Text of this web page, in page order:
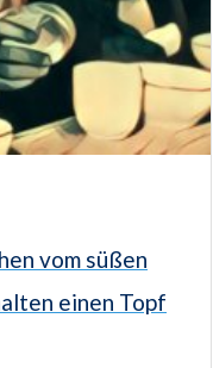
vom süßen
einen Topf